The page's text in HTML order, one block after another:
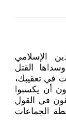
الإسلامي
القتل
في تعقيبك،
أن يكسبوا
في القول
الجماعات